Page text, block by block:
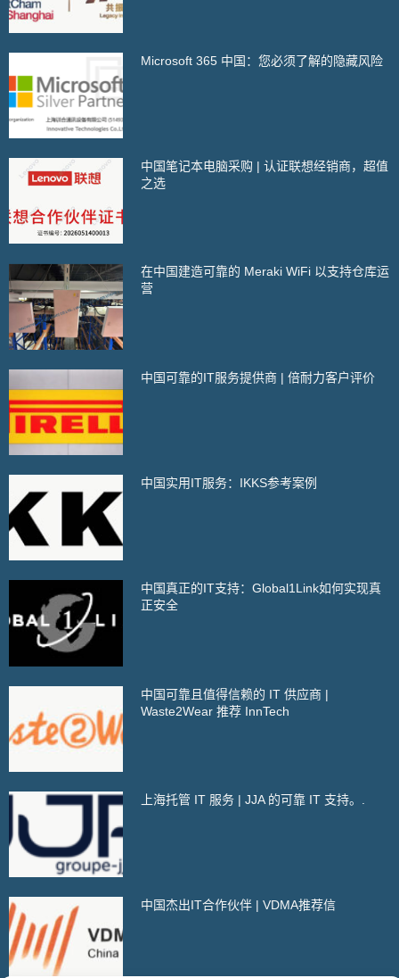
Microsoft 365 中国：您必须了解的隐藏风险
中国笔记本电脑采购 | 认证联想经销商，超值
之选
在中国建造可靠的 Meraki WiFi 以支持仓库运
营
中国可靠的IT服务提供商 | 倍耐力客户评价
中国实用IT服务：IKKS参考案例
中国真正的IT支持：Global1Link如何实现真
正安全
中国可靠且值得信赖的 IT 供应商 |
Waste2Wear 推荐 InnTech
上海托管 IT 服务 | JJA 的可靠 IT 支持。.
中国杰出IT合作伙伴 | VDMA推荐信